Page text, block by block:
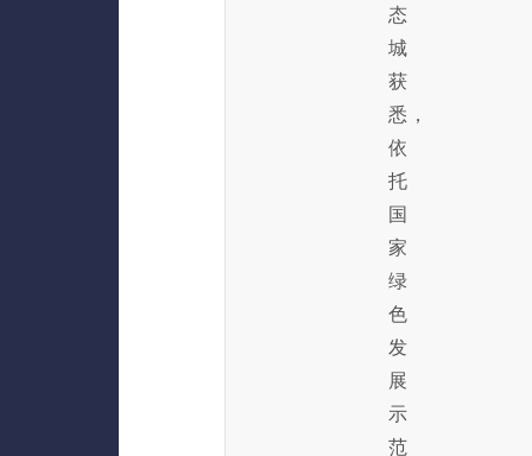
态
城
获
悉，
依
托
国
家
绿
色
发
展
示
范